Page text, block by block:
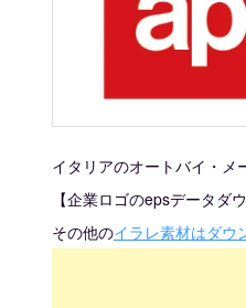
イタリアのオートバイ・メ
【企業ロゴのepsデータダ
その他のイラレ素材はダウ